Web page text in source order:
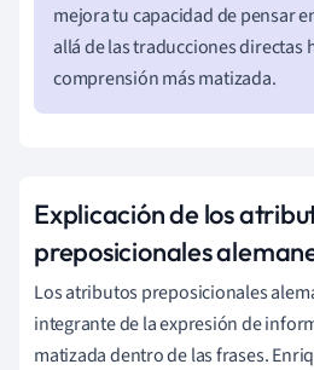
mejora tu capacidad de pensar
allá de las traducciones directas
comprensión más matizada.
Explicación de los
preposicionales
Los atributos preposicionales
integrante de la expresión de
matizada dentro de las frases.